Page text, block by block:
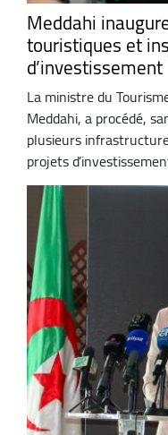
Meddahi
touristiques et
d’investissement
La ministre du
Meddahi, a procédé,
plusieurs
projets